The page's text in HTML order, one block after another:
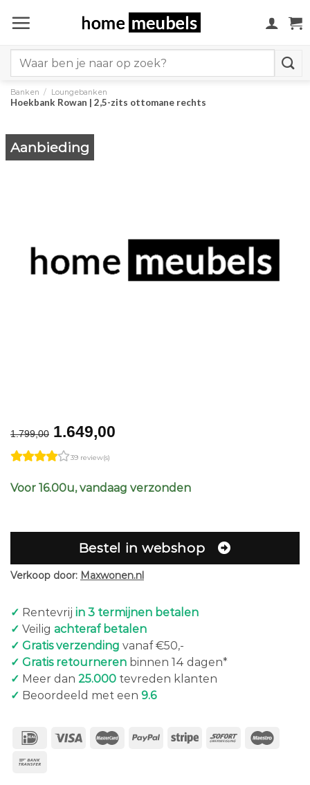
naar
for:
Banken / Loungebanken
Hoekbank Rowan | 2,5-zits ottomane rechts
Aanbieding
1.799,00 Original
price
was:
€1.799,00.
1.649,00
€1.649,00.
39 review(s)
Voor 16.00u, vandaag verzonden
Bestel in webshop
Verkoop door: Maxwonen.nl
✓ Rentevrij in 3 termijnen betalen
✓ Veilig achteraf betalen
✓ Gratis verzending vanaf €50,-
✓ Gratis retourneren binnen 14 dagen*
✓ Meer dan 25.000 tevreden klanten
✓ Beoordeeld met een 9.6